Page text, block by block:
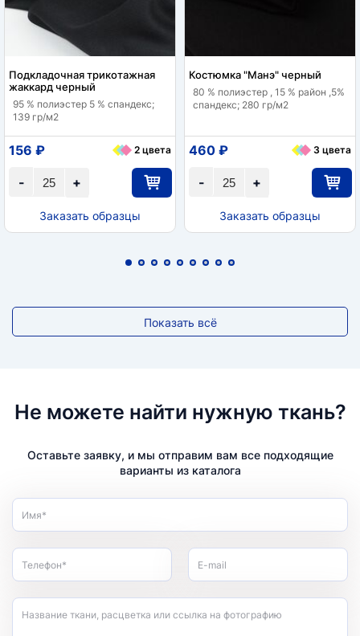
Подкладочная трикотажная
жаккард черный
95 % полиэстер 5 % спандекс;
139 гр/м2
+
-
156 ₽ 2 цвета
Заказать образцы
Костюмка "Манэ" черный
80 % полиэстер , 15 % район ,5%
спандекс; 280 гр/м2
+
-
460 ₽ 3 цвета
Заказать образцы
Показать всё
Не можете найти нужную ткань?
Оставьте заявку, и мы отправим вам все подходящие
варианты из каталога
Имя*
Телефон* E-mail
Название ткани, расцветка или ссылка на фотографию